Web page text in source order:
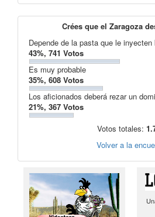
Crées que el Zaragoza
Depende de la pasta que le
43%, 741 Votos
Es muy probable
35%, 608 Votos
Los aficionados deberá rezar un
21%, 367 Votos
Votos totales:
Volver a la